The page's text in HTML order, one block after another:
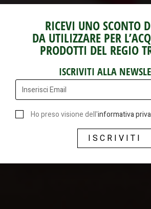
RICEVI UNO SCONTO
DA UTILIZZARE PER
PRODOTTI DEL REGIO
ISCRIVITI ALLA
Ho preso visione dell'informativa
ISCRIVITI